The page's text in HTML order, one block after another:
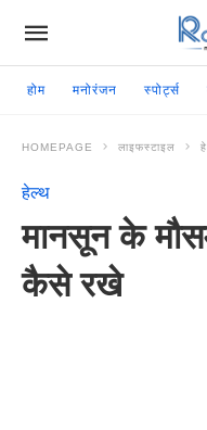
होम मनोरंजन स्पोर्ट्स
HOMEPAGE लाइफस्टाइल
हेल्थ
मानसून के
कैसे रखे